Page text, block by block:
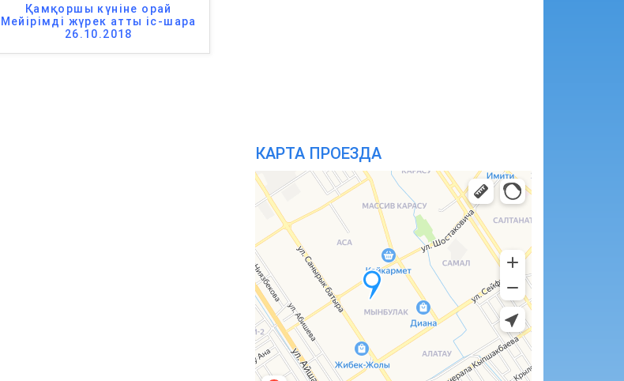
Қамқоршы күніне орай
Мейірімді жүрек атты іс-шара
26.10.2018
КАРТА ПРОЕЗДА